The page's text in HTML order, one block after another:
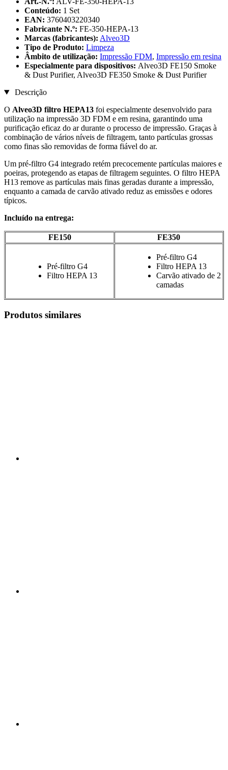
Conteúdo: 1 Set
EAN: 3760403220340
Fabricante N.º: FE-350-HEPA-13
Marcas (fabricantes): Alveo3D
Tipo de Produto: Limpeza
Âmbito de utilização: Impressão FDM, Impressão em resina
Especialmente para dispositivos: Alveo3D FE150 Smoke
& Dust Purifier, Alveo3D FE350 Smoke & Dust Purifier
Descrição
O Alveo3D filtro HEPA13 foi especialmente desenvolvido para
utilização na impressão 3D FDM e em resina, garantindo uma
purificação eficaz do ar durante o processo de impressão. Graças à
combinação de vários níveis de filtragem, tanto partículas grossas
como finas são removidas de forma fiável do ar.
Um pré-filtro G4 integrado retém precocemente partículas maiores e
poeiras, protegendo as etapas de filtragem seguintes. O filtro HEPA
H13 remove as partículas mais finas geradas durante a impressão,
enquanto a camada de carvão ativado reduz as emissões e odores
típicos.
Incluído na entrega:
FE150 FE350
Pré-filtro G4
Filtro HEPA 13
Pré-filtro G4
Filtro HEPA 13
Carvão ativado de 2
camadas
Produtos similares